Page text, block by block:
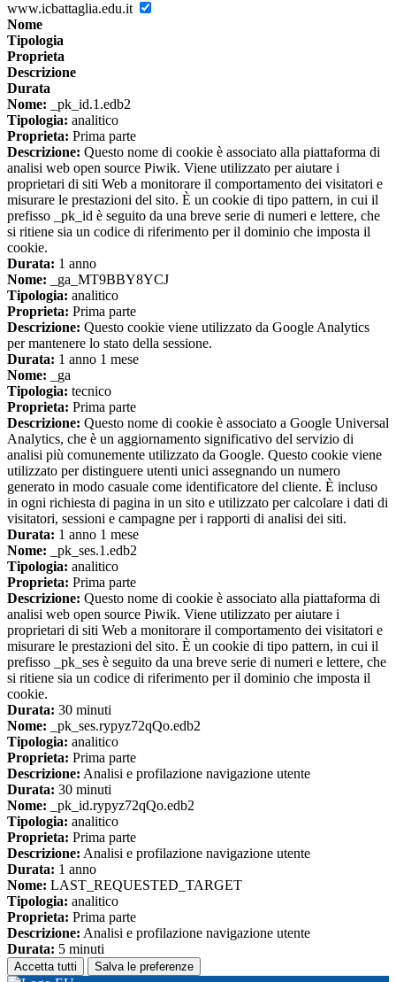
www.icbattaglia.edu.it
Nome
Tipologia
Proprieta
Descrizione
Durata
Nome: _pk_id.1.edb2
Tipologia: analitico
Proprieta: Prima parte
Descrizione: Questo nome di cookie è associato alla piattaforma di
analisi web open source Piwik. Viene utilizzato per aiutare i
proprietari di siti Web a monitorare il comportamento dei visitatori e
misurare le prestazioni del sito. È un cookie di tipo pattern, in cui il
prefisso _pk_id è seguito da una breve serie di numeri e lettere, che
si ritiene sia un codice di riferimento per il dominio che imposta il
cookie.
Durata: 1 anno
Nome: _ga_MT9BBY8YCJ
Tipologia: analitico
Proprieta: Prima parte
Descrizione: Questo cookie viene utilizzato da Google Analytics
per mantenere lo stato della sessione.
Durata: 1 anno 1 mese
Nome: _ga
Tipologia: tecnico
Proprieta: Prima parte
Descrizione: Questo nome di cookie è associato a Google Universal
Analytics, che è un aggiornamento significativo del servizio di
analisi più comunemente utilizzato da Google. Questo cookie viene
utilizzato per distinguere utenti unici assegnando un numero
generato in modo casuale come identificatore del cliente. È incluso
in ogni richiesta di pagina in un sito e utilizzato per calcolare i dati di
visitatori, sessioni e campagne per i rapporti di analisi dei siti.
Durata: 1 anno 1 mese
Nome: _pk_ses.1.edb2
Tipologia: analitico
Proprieta: Prima parte
Descrizione: Questo nome di cookie è associato alla piattaforma di
analisi web open source Piwik. Viene utilizzato per aiutare i
proprietari di siti Web a monitorare il comportamento dei visitatori e
misurare le prestazioni del sito. È un cookie di tipo pattern, in cui il
prefisso _pk_ses è seguito da una breve serie di numeri e lettere, che
si ritiene sia un codice di riferimento per il dominio che imposta il
cookie.
Durata: 30 minuti
Nome: _pk_ses.rypyz72qQo.edb2
Tipologia: analitico
Proprieta: Prima parte
Descrizione: Analisi e profilazione navigazione utente
Durata: 30 minuti
Nome: _pk_id.rypyz72qQo.edb2
Tipologia: analitico
Proprieta: Prima parte
Descrizione: Analisi e profilazione navigazione utente
Durata: 1 anno
Nome: LAST_REQUESTED_TARGET
Tipologia: analitico
Proprieta: Prima parte
Descrizione: Analisi e profilazione navigazione utente
Durata: 5 minuti
Accetta tutti Salva le preferenze